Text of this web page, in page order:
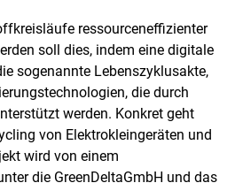
f
f
e
ressourceneffizienter
soll dies, indem eine digitale
sogenannte Lebenszyklusakte,
die durch
werden. Konkret geht
von Elektrokleingeräten und
wird von einem
die GreenDeltaGmbH und das